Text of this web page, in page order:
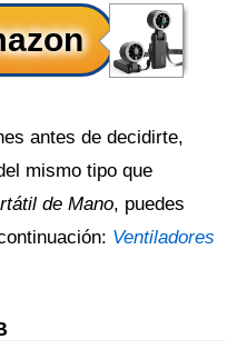
antes de decidirte,
mismo tipo que
de Mano, puedes
Ventiladores